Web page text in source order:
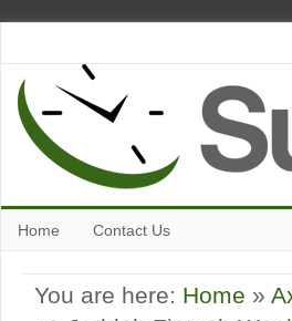
Home Contact Us
You are here: Home »